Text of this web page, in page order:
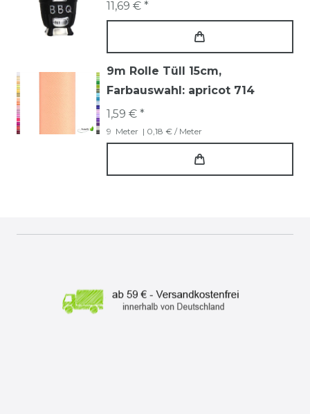
11,69 € *
9m Rolle Tüll 15cm,
Farbauswahl: apricot 714
1,59 € *
9 Meter | 0,18 € / Meter